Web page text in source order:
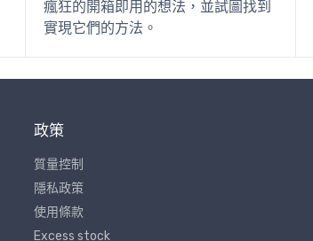
瘋狂的開箱即用的想法，並試圖找到
實現它們的方法。
政策
質量控制
隱私政策
使用條款
Excess stock